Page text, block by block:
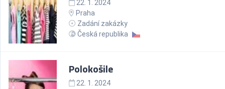
22. 1. 2024
Praha
Zadání zakázky
Česká republika
Polokošile
22. 1. 2024